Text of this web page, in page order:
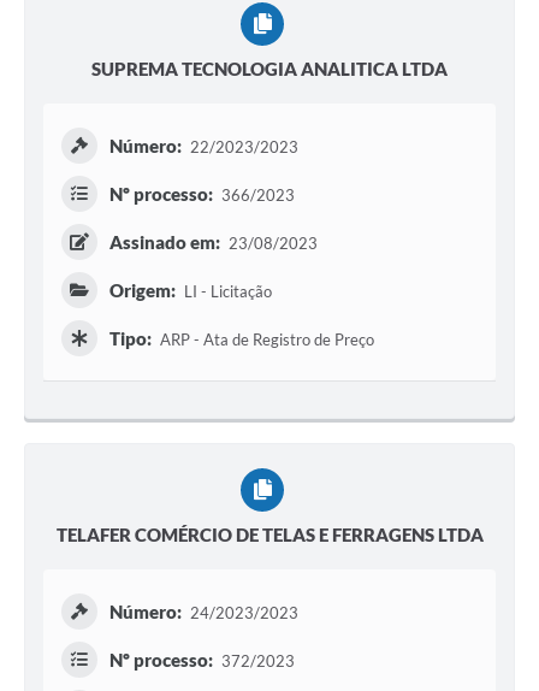
SUPREMA TECNOLOGIA ANALITICA LTDA
Número: 22/2023/2023
Nº processo: 366/2023
Assinado em: 23/08/2023
Origem: LI - Licitação
Tipo: ARP - Ata de Registro de Preço
TELAFER COMÉRCIO DE TELAS E FERRAGENS LTDA
Número: 24/2023/2023
Nº processo: 372/2023